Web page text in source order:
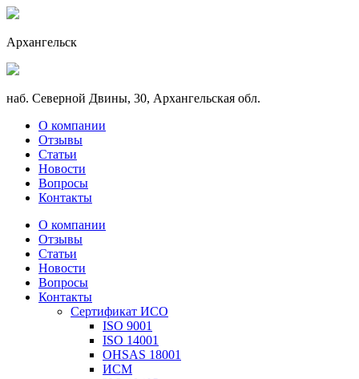
Архангельск
наб. Северной Двины, 30, Архангельская обл.
О компании
Отзывы
Статьи
Новости
Вопросы
Контакты
О компании
Отзывы
Статьи
Новости
Вопросы
Контакты
Сертификат ИСО
ISO 9001
ISO 14001
OHSAS 18001
ИСМ